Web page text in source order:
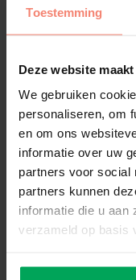
Toestemming
Deze website
We gebruiken
personaliseren, om
en om ons
informatie over uw
partners voor social
partners kunnen
informatie die u aan
verzameld op basis
Comment
Prix total (Total avec les
€79,00
Inclus avec la
Disponible